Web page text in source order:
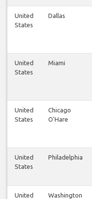
United
States
Dallas
United
States
Miami
United
States
Chicago
O'Hare
United
States
Philadelphia
United
Washington